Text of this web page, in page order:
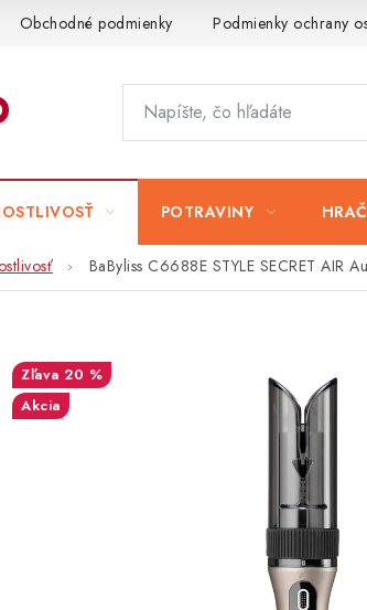
Obchodné podmienky Podmienky ochrany
POTRAVINY
BaByliss C6688E STYLE SECRET AIR
20 %
Akcia